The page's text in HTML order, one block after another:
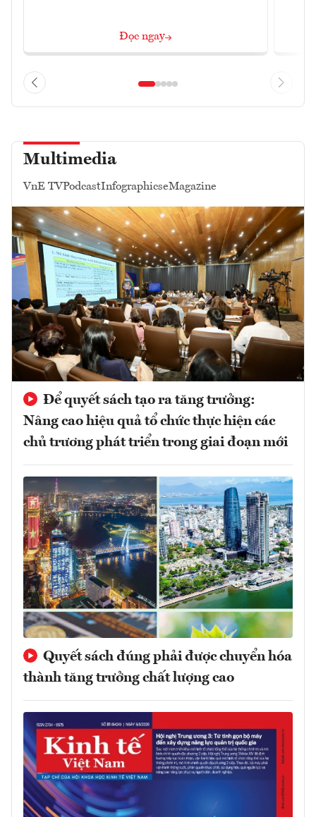
Đọc ngay
Multimedia
VnE TVPodcastInfographicseMagazine
Để quyết sách tạo ra tăng trưởng:
Nâng cao hiệu quả tổ chức thực hiện các
chủ trương phát triển trong giai đoạn mới
Quyết sách đúng phải được chuyển hóa
thành tăng trưởng chất lượng cao